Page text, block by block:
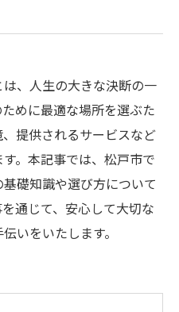
、人生の大きな決断の一
めに最適な場所を選ぶた
提供されるサービスなど
。本記事では、松戸市で
礎知識や選び方について
通じて、安心して大切な
いをいたします。